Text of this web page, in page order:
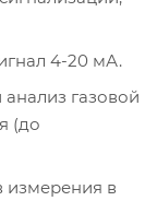
4-20 мА.
газовой
(до
измерения в